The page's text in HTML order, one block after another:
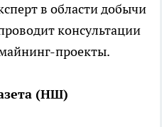
в области добычи
консультации
проекты.
(НШ)